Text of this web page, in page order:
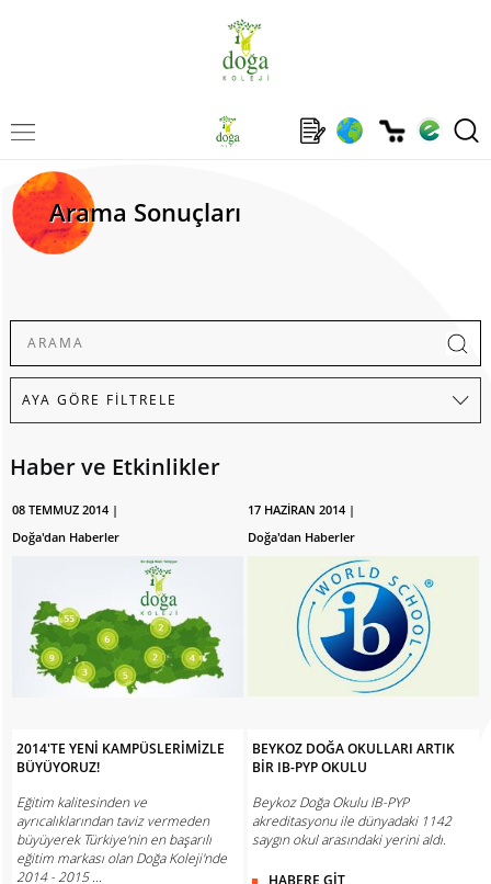
Arama Sonuçları
Haber ve Etkinlikler
08 TEMMUZ 2014 |
Doğa'dan Haberler
2014'TE YENİ KAMPÜSLERİMİZLE
BÜYÜYORUZ!
Eğitim kalitesinden ve
ayrıcalıklarından taviz vermeden
büyüyerek Türkiye'nin en başarılı
eğitim markası olan Doğa Koleji'nde
2014 - 2015 ...
17 HAZİRAN 2014 |
Doğa'dan Haberler
BEYKOZ DOĞA OKULLARI ARTIK
BİR IB-PYP OKULU
Beykoz Doğa Okulu IB-PYP
akreditasyonu ile dünyadaki 1142
saygın okul arasındaki yerini aldı.